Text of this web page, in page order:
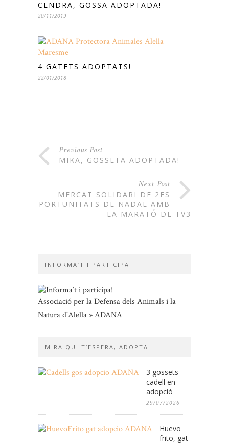
CENDRA, GOSSA ADOPTADA!
20/11/2019
4 GATETS ADOPTATS!
22/01/2018
Previous Post
MIKA, GOSSETA ADOPTADA!
Next Post
MERCAT SOLIDARI DE 2ES
OPORTUNITATS DE NADAL AMB
LA MARATÓ DE TV3
INFORMA’T I PARTICIPA!
Associació per la Defensa dels Animals i la
Natura d'Alella » ADANA
MIRA QUI T’ESPERA, ADOPTA!
3 gossets
cadell en
adopció
29/07/2026
Huevo
frito, gat